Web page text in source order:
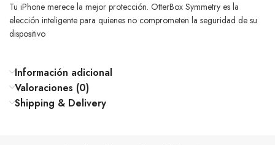
Tu iPhone merece la mejor protección. OtterBox Symmetry es la
elección inteligente para quienes no comprometen la seguridad de su
dispositivo
Información adicional
Valoraciones (0)
Shipping & Delivery